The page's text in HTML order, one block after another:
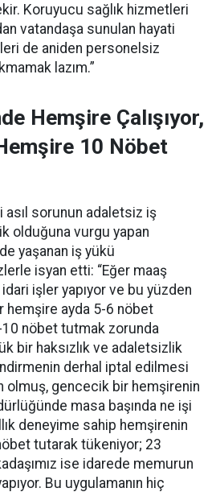
Koruyucu sağlık hizmetleri
vatandaşa sunulan hayati
de aniden personelsiz
lazım.”
Hemşire Çalışıyor,
10 Nöbet
sorunun adaletsiz iş
olduğuna vurgu yapan
yaşanan iş yükü
isyan etti: “Eğer maaş
işler yapıyor ve bu yüzden
hemşire ayda 5-6 nöbet
nöbet tutmak zorunda
bir haksızlık ve adaletsizlik
derhal iptal edilmesi
olmuş, gencecik bir hemşirenin
masa başında ne işi
deneyime sahip hemşirenin
tutarak tükeniyor; 23
ise idarede memurun
Bu uygulamanın hiç